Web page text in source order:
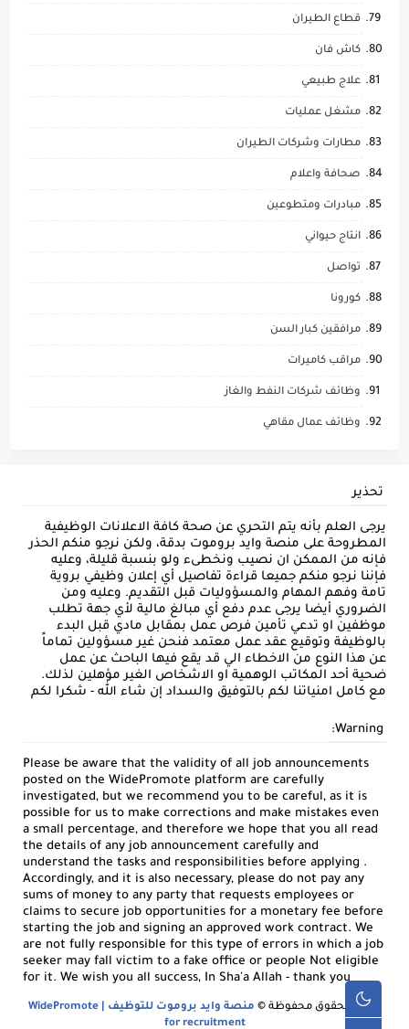
قطاع الطيران
كاش فان
علاج طبيعي
مشغل عمليات
مطارات وشركات الطيران
صحافة واعلام
مبادرات ومتطوعين
انتاج حيواني
تواصل
كورونا
مرافقين كبار السن
مراقب كاميرات
وظائف شركات النفط والغاز
وظائف عمال مقاهي
تحذير
يرجى العلم بأنه يتم التحري عن صحة كافة الاعلانات الوظيفية
المطروحة على منصة وايد بروموت بدقة، ولكن نرجو منكم الحذر
فإنه من الممكن ان نصيب ونخطىء ولو بنسبة قليلة، وعليه
فإننا نرجو منكم جميعا قراءة تفاصيل أي إعلان وظيفي بروية
تامة وفهم المهام والمسؤوليات قبل التقديم. وعليه ومن
الضروري أيضا يرجى عدم دفع أي مبالغ مالية لأي جهة تطلب
موظفين او تدعي تأمين فرص عمل بمقابل مادي قبل البدء
بالوظيفة وتوقيع عقد عمل معتمد فنحن غير مسؤولين تماماً
عن هذا النوع من الاخطاء الي قد يقع فيها الباحث عن عمل
ضحية أحد المكاتب الوهمية او الاشخاص الغير مؤهلين لذلك.
مع كامل امنياتنا لكم بالتوفيق والسداد إن شاء الله - شكرا لكم
Warning:
Please be aware that the validity of all job announcements
posted on the WidePromote platform are carefully
investigated, but we recommend you to be careful, as it is
possible for us to make corrections and make mistakes even
a small percentage, and therefore we hope that you all read
the details of any job announcement carefully and
understand the tasks and responsibilities before applying .
Accordingly, and it is also necessary, please do not pay any
sums of money to any party that requests employees or
claims to secure job opportunities for a monetary fee before
starting the job and signing an approved work contract. We
are not fully responsible for this type of errors in which a job
seeker may fall victim to a fake office or people Not eligible
for it. We wish you all success, In Sha'a Allah - thank you
جميع الحقوق محفوظة ©
منصة وايد بروموت للتوظيف | WidePromote
for recruitment